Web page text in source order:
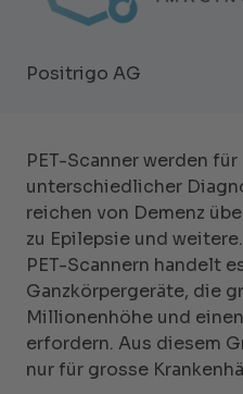
Positrigo AG
PET-Scanner werden
unterschiedlicher
reichen von Demenz
zu Epilepsie und
PET-Scannern handelt
Ganzkörpergeräte, die
Millionenhöhe und
erfordern. Aus diesem
nur für grosse